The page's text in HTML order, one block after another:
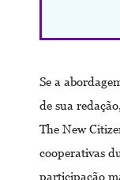
Se a
de sua
The New
cooperativas
participação